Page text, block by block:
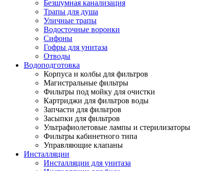
Безшумная канализация
Трапы для душа
Уличные трапы
Водосточные воронки
Сифоны
Гофры для унитаза
Отводы
Водоподготовка
Корпуса и колбы для фильтров
Магистральные фильтры
Фильтры под мойку для очистки
Картриджи для фильтров воды
Запчасти для фильтров
Засыпки для фильтров
Ультрафиолетовые лампы и стерилизаторы
Фильтры кабинетного типа
Управляющие клапаны
Инсталляции
Инсталляции для унитаза